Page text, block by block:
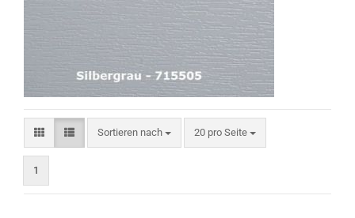
Sortieren nach
Sortieren nach 20 pro Seite
pro Seite
1